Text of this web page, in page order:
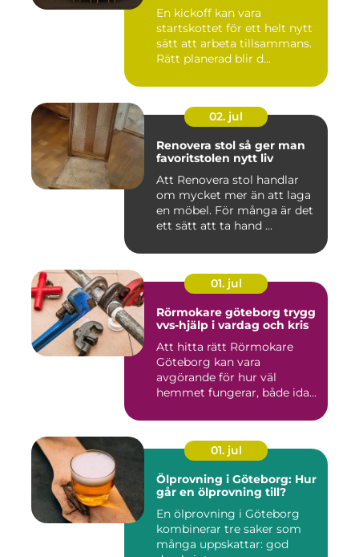
En kickoff kan vara
startskottet för ett helt nytt
sätt att arbeta tillsammans.
Rätt planerad blir d...
02. jul
Renovera stol så ger man
favoritstolen nytt liv
Att Renovera stol handlar
om mycket mer än att laga
en möbel. För många är det
ett sätt att ta hand ...
01. jul
Rörmokare göteborg trygg
vvs-hjälp i vardag och kris
Att hitta rätt Rörmokare
Göteborg kan vara
avgörande för hur väl
hemmet fungerar, både idag
01. jul
Ölprovning i Göteborg: Hur
går en ölprovning till?
En ölprovning i Göteborg
kombinerar tre saker som
många uppskattar: god